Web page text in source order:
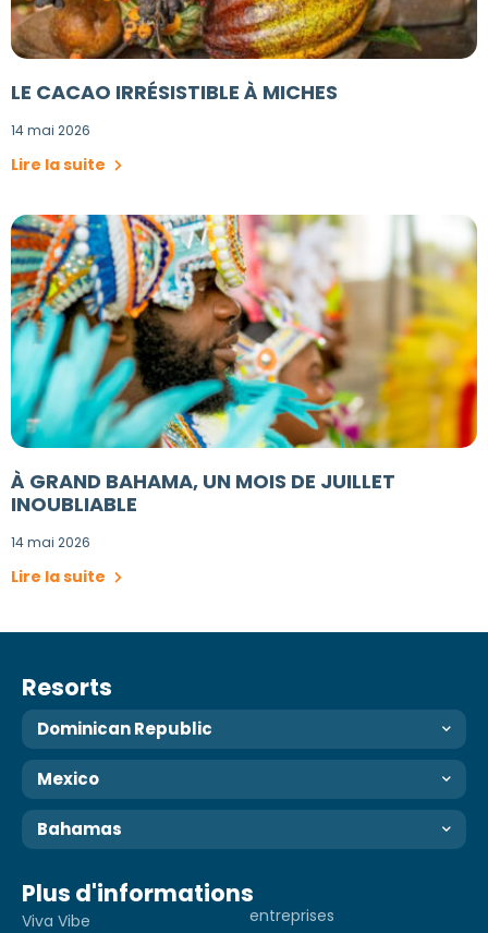
LE CACAO IRRÉSISTIBLE À MICHES
14 mai 2026
Lire la suite
À GRAND BAHAMA, UN MOIS DE JUILLET
INOUBLIABLE
14 mai 2026
Lire la suite
Resorts
Dominican Republic
Mexico
Bahamas
Plus d'informations
Viva Vibe
entreprises